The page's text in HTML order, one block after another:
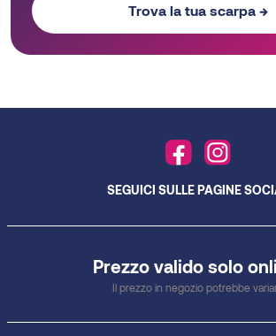
Trova la tua scarpa →
Prezzo valido solo
Il prezzo in negozio potrebbe
SEGUICI SULLE PAGINE